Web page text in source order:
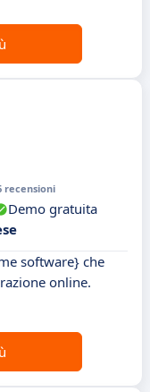
recensioni
Demo gratuita
software} che
online.